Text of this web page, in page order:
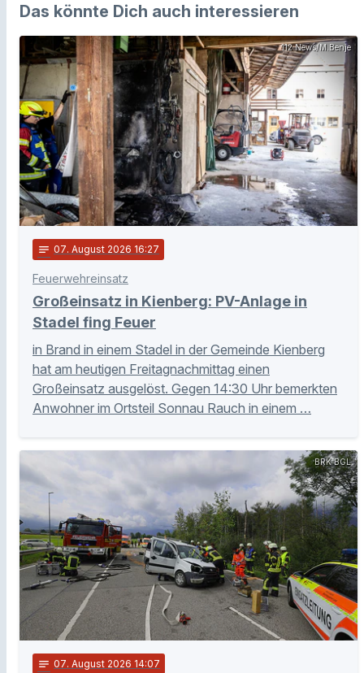
Das könnte Dich auch interessieren
112 News/M.Benje
notes 07. August 2026 16:27
Feuerwehreinsatz
Großeinsatz in Kienberg: PV-Anlage in
Stadel fing Feuer
in Brand in einem Stadel in der Gemeinde Kienberg
hat am heutigen Freitagnachmittag einen
Großeinsatz ausgelöst. Gegen 14:30 Uhr bemerkten
Anwohner im Ortsteil Sonnau Rauch in einem …
BRK BGL
notes 07. August 2026 14:07